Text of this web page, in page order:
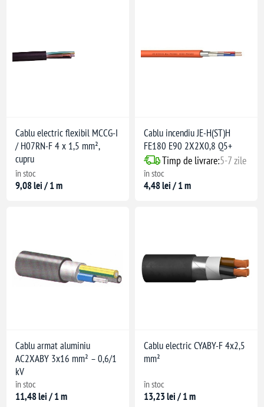
Cablu electric flexibil MCCG-I
/ H07RN-F 4 x 1,5 mm²,
cupru
în stoc
9,08 lei / 1 m
Cablu incendiu JE-H(ST)H
FE180 E90 2X2X0,8 Q5+
Timp de livrare:5-7 zile
în stoc
4,48 lei / 1 m
Cablu armat aluminiu
AC2XABY 3x16 mm² – 0,6/1
kV
în stoc
11,48 lei / 1 m
Cablu electric CYABY-F 4x2,5
mm²
în stoc
13,23 lei / 1 m